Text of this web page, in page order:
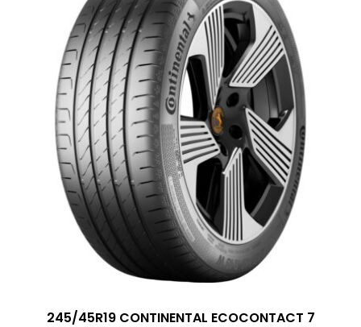
245/45R19 CONTINENTAL ECOCONTACT 7